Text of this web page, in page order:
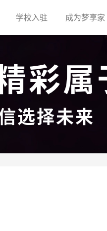
学校入驻(current)成为梦享家
彩属
选择未来